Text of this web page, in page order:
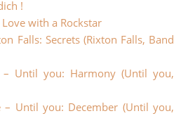
!
with a Rockstar
Falls: Secrets (Rixton Falls, Band
– Until you: Harmony (Until you,
– Until you: December (Until you,